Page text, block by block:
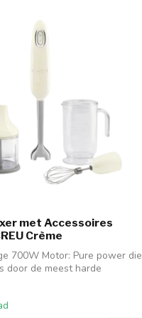
met Accessoires
Crème
700W Motor: Pure power die
door de meest harde